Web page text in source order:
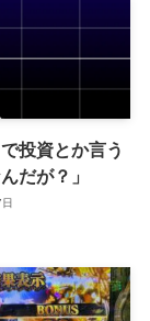
で投資とか言う
だが？」